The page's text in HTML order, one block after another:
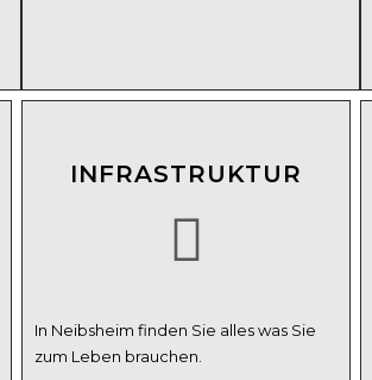
INFRASTRUKTUR
In Neibsheim finden Sie alles was Sie
zum Leben brauchen.